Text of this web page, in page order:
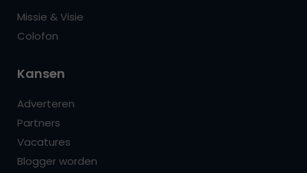
Missie & Visie
Colofon
Kansen
Adverteren
Partners
Vacatures
Blogger worden